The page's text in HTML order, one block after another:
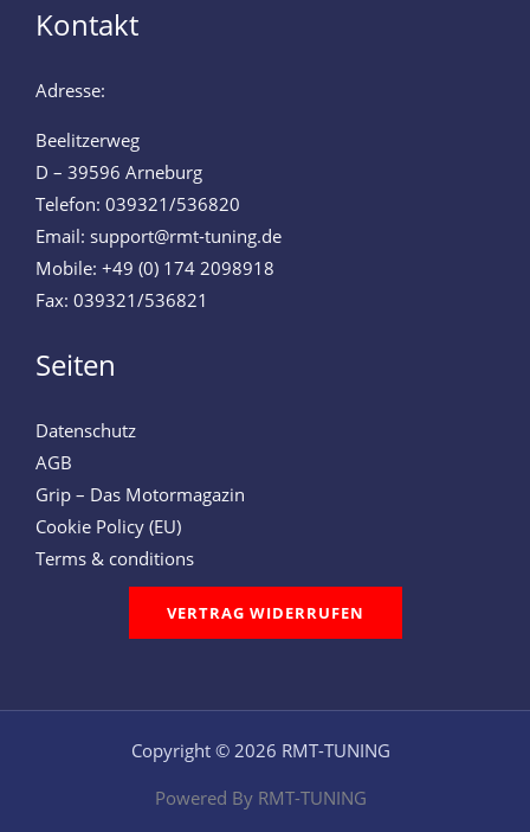
Kontakt
Adresse:
Beelitzerweg
D – 39596 Arneburg
Telefon: 039321/536820
Email: support@rmt-tuning.de
Mobile: +49 (0) 174 2098918
Fax: 039321/536821
Seiten
Datenschutz
AGB
Grip – Das Motormagazin
Cookie Policy (EU)
Terms & conditions
VERTRAG WIDERRUFEN
Copyright © 2026 RMT-TUNING
Powered By RMT-TUNING